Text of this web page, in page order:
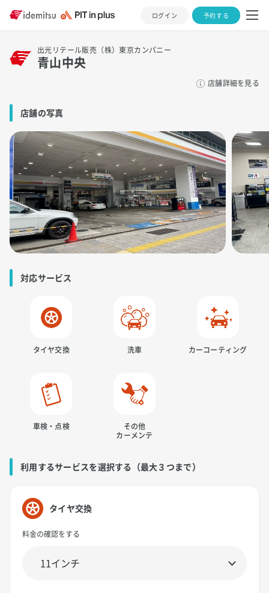
ログイン 予約する
出光リテール販売（株）東京カンパニー
青山中央
店舗詳細を見る
店舗の写真
対応サービス
タイヤ交換 洗車 カーコーティング
車検・点検
その他
カーメンテ
利用するサービスを選択する（最大３つまで）
タイヤ交換
料金の確認をする